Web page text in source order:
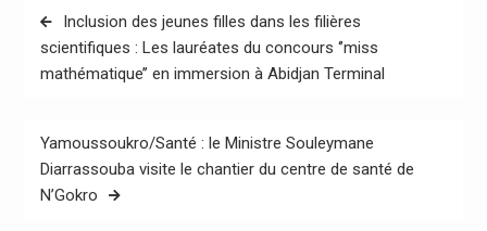
Navigation
de
l’article
Inclusion des jeunes filles dans les filières
scientifiques : Les lauréates du concours ‘’miss
mathématique’’ en immersion à Abidjan Terminal
Yamoussoukro/Santé : le Ministre Souleymane
Diarrassouba visite le chantier du centre de santé de
N’Gokro